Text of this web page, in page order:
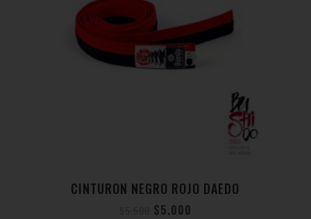
CINTURON NEGRO ROJO DAEDO
$5.000